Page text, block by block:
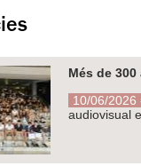
Més de
10/06/2026
audiovisual